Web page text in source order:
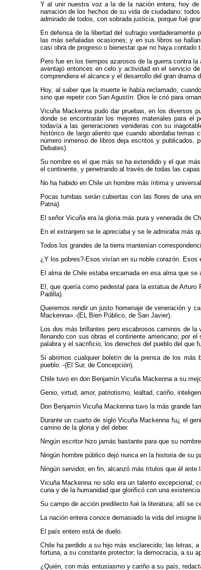
Y al unir nuestra voz a la de la nación entera, hoy de
narración de los hechos de su vida de ciudadano:
admirado de todos, con sobrada justicia, porque fué
En defensa de la libertad del sufragio
las más señaladas ocasiones; y en sus libros se
casi obra de progreso o bienestar que no haya
Pero fue en los tiempos azarosos de la guerra contra
aventajó entonces en celo y actividad en el servicio
comprendiera el alcance y el desarrollo del gran drama
Hoy, al saber que la muerte le había reclamado,
sino que repetir con San Agustín: Dios le crió para
Vicuña Mackenna pudo dar pruebas, en los diversos
donde se encontrarán los mejores materiales para el
todavía a las generaciones venideras con su
histórico de largo aliento que cuando abordaba
número inmenso de libros deja escritos y publicados,
Debates).
Su nombre es el que más se ha extendido y el que
el continente, y penetrando al través de todas las
No ha habido en Chile un hombre más íntima y
Pocas tumbas serán cubiertas con las flores de una
Patria).
El señor Vicuña era la gloria más pura y venerada de
En el extranjero se le apreciaba y se le admiraba más
Todos los grandes de la tierra mantenían
¿Y los pobres?-Esos vivían en su noble corazón. Esos
El alma de Chile estaba encarnada en esa alma que
El, que quería como pedestal para la estatua de
Padilla).
Queremos rendir un justo homenaje de veneración y
Mackenna».-(EL Bien Público, de San Javier).
Los dos más brillantes pero escabrosos caminos de
llenando con sus obras el continente americano; por
palabra y el sacrificio, los derechos del pueblo del que
Si abrimos cualquier boletín de la prensa de los más
pueblo. -(El Sur, de Concepción).
Chile tuvo en don Benjamín Vicuña Mackenna a su
Genio, virtud, amor, patriotismo, lealtad, cariño,
Don Benjamín Vicuña Mackenna tuvo la más grande
Durante un cuarto de siglo Vicuña Mackenna fu¿ el
camino de la gloria y del deber.
Ningún escritor hizo jamás bastante para que su
Ningún hombre público dejó nunca en la historia de
Ningún servidor, en fin, alcanzó más títulos que él
Vicuña Mackenna no sólo era un talento excepcional;
cuna y de la humanidad que glorificó con una
Su campo de acción predilecto fué la literatura; allí se
La nación entera conoce demasiado la vida del
El país entero está de duelo.
Chile ha perdido a su hijo más esclarecido; las letras,
fortuna, a su constante protector; la democracia, a su
¿Quién, con más entusiasmo y cariño a su país,